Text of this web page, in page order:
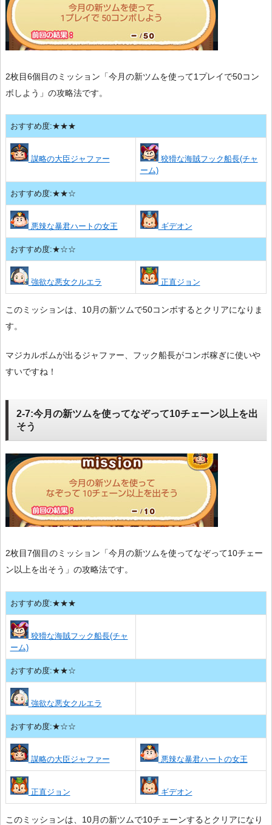
2枚目6個目のミッション「今月の新ツムを使って1プレイで50コン
ボしよう」の攻略法です。
おすすめ度:★★★
謀略の大臣ジャファー
狡猾な海賊フック船長(チャ
ーム)
おすすめ度:★★☆
悪辣な暴君ハートの女王 ギデオン
おすすめ度:★☆☆
強欲な悪女クルエラ 正直ジョン
このミッションは、10月の新ツムで50コンボするとクリアになりま
す。
マジカルボムが出るジャファー、フック船長がコンボ稼ぎに使いや
すいですね！
2-7:今月の新ツムを使ってなぞって10チェーン以上を出
そう
2枚目7個目のミッション「今月の新ツムを使ってなぞって10チェー
ン以上を出そう」の攻略法です。
おすすめ度:★★★
狡猾な海賊フック船長(チャ
ーム)
おすすめ度:★★☆
強欲な悪女クルエラ
おすすめ度:★☆☆
謀略の大臣ジャファー 悪辣な暴君ハートの女王
正直ジョン ギデオン
このミッションは、10月の新ツムで10チェーンするとクリアになり